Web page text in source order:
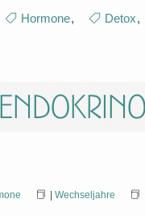
Hormone, Detox,
| Wechseljahre